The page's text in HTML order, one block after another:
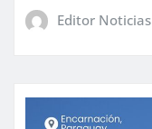
Editor Noticias